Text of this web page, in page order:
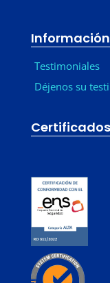
Información
Testimoniales
Déjenos su